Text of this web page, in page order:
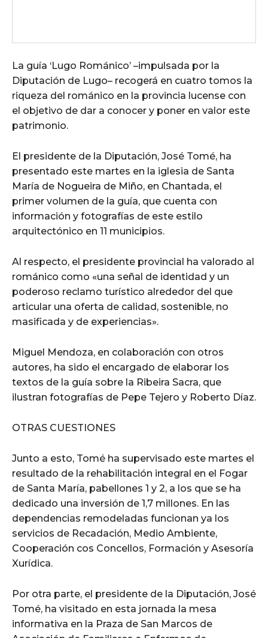
La guía ‘Lugo Románico’ –impulsada por la
Diputación de Lugo– recogerá en cuatro tomos la
riqueza del románico en la provincia lucense con
el objetivo de dar a conocer y poner en valor este
patrimonio.
El presidente de la Diputación, José Tomé, ha
presentado este martes en la iglesia de Santa
María de Nogueira de Miño, en Chantada, el
primer volumen de la guía, que cuenta con
información y fotografías de este estilo
arquitectónico en 11 municipios.
Al respecto, el presidente provincial ha valorado al
románico como «una señal de identidad y un
poderoso reclamo turístico alrededor del que
articular una oferta de calidad, sostenible, no
masificada y de experiencias».
Miguel Mendoza, en colaboración con otros
autores, ha sido el encargado de elaborar los
textos de la guía sobre la Ribeira Sacra, que
ilustran fotografías de Pepe Tejero y Roberto Díaz.
OTRAS CUESTIONES
Junto a esto, Tomé ha supervisado este martes el
resultado de la rehabilitación integral en el Fogar
de Santa María, pabellones 1 y 2, a los que se ha
dedicado una inversión de 1,7 millones. En las
dependencias remodeladas funcionan ya los
servicios de Recadación, Medio Ambiente,
Cooperación cos Concellos, Formación y Asesoría
Xurídica.
Por otra parte, el presidente de la Diputación, José
Tomé, ha visitado en esta jornada la mesa
informativa en la Praza de San Marcos de